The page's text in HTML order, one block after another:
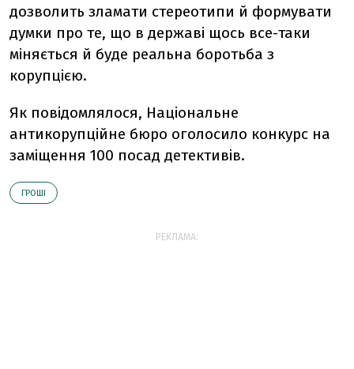
дозволить зламати стереотипи й формувати
думки про те, що в державі щось все-таки
міняється й буде реальна боротьба з
корупцією.
Як повідомлялося, Національне
антикорупційне бюро оголосило конкурс на
заміщення 100 посад детективів.
ГРОШІ
РЕКЛАМА: